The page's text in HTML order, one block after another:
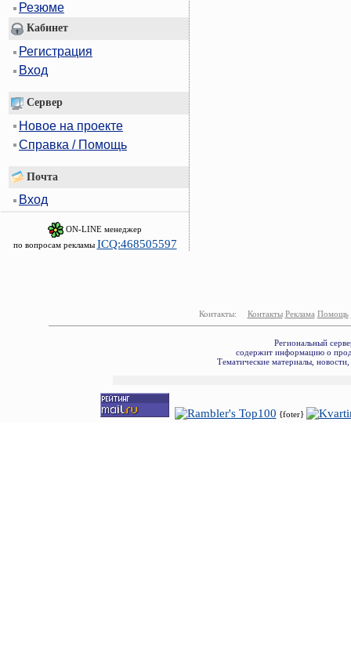
Резюме
Кабинет
Регистрация
Вход
Сервер
Новое на проекте
Справка / Помощь
Почта
Вход
ON-LINE менеджер
по вопросам рекламы ICQ:468505597
Контакты: Контакты Реклама Помощь
Региональный
содержит информацию о
Тематические материалы,
{foter}